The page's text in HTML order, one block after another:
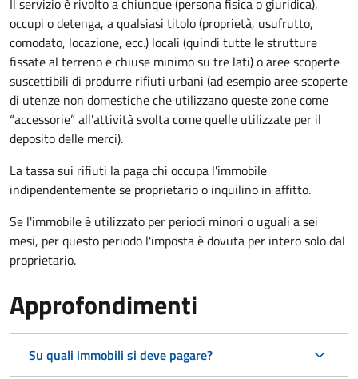
Il servizio è rivolto a chiunque (persona fisica o giuridica),
occupi o detenga, a qualsiasi titolo (proprietà, usufrutto,
comodato, locazione, ecc.) locali (quindi tutte le strutture
fissate al terreno e chiuse minimo su tre lati) o aree scoperte
suscettibili di produrre rifiuti urbani (ad esempio aree scoperte
di utenze non domestiche che utilizzano queste zone come
“accessorie” all'attività svolta come quelle utilizzate per il
deposito delle merci).
La tassa sui rifiuti la paga chi occupa l'immobile
indipendentemente se proprietario o inquilino in affitto.
Se l'immobile è utilizzato per periodi minori o uguali a sei
mesi, per questo periodo l'imposta è dovuta per intero solo dal
proprietario.
Approfondimenti
Su quali immobili si deve pagare?